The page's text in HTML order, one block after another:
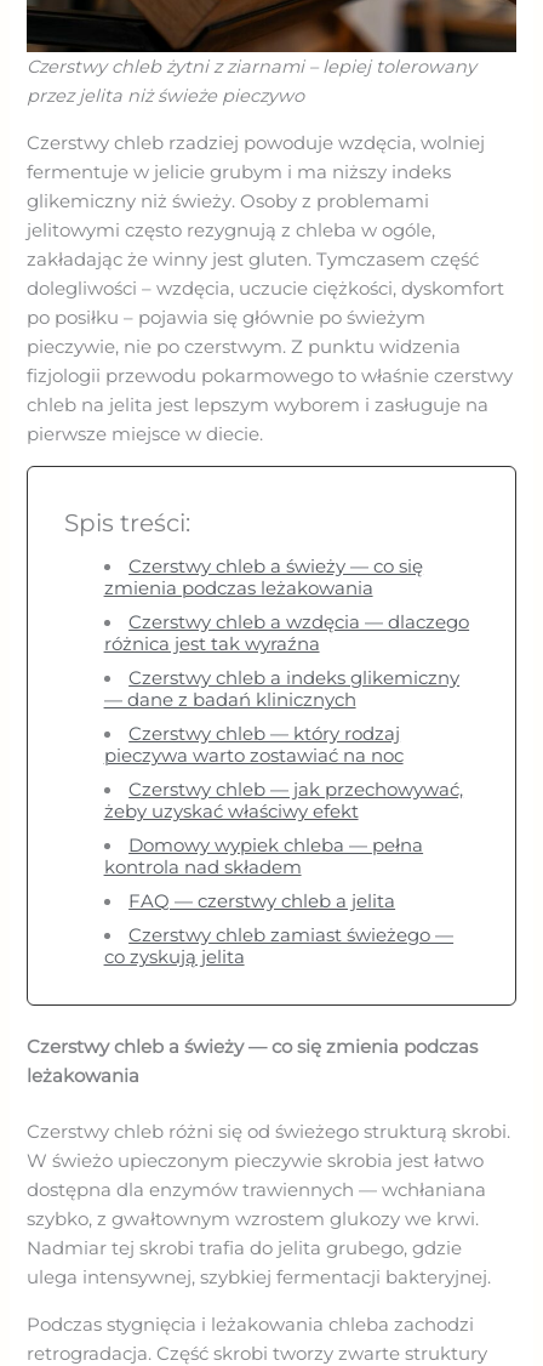
Czerstwy chleb żytni z ziarnami – lepiej tolerowany
przez jelita niż świeże pieczywo
Czerstwy chleb rzadziej powoduje wzdęcia, wolniej
fermentuje w jelicie grubym i ma niższy indeks
glikemiczny niż świeży. Osoby z problemami
jelitowymi często rezygnują z chleba w ogóle,
zakładając że winny jest gluten. Tymczasem część
dolegliwości – wzdęcia, uczucie ciężkości, dyskomfort
po posiłku – pojawia się głównie po świeżym
pieczywie, nie po czerstwym. Z punktu widzenia
fizjologii przewodu pokarmowego to właśnie czerstwy
chleb na jelita jest lepszym wyborem i zasługuje na
pierwsze miejsce w diecie.
Spis treści:
Czerstwy chleb a świeży — co się
zmienia podczas leżakowania
Czerstwy chleb a wzdęcia — dlaczego
różnica jest tak wyraźna
Czerstwy chleb a indeks glikemiczny
— dane z badań klinicznych
Czerstwy chleb — który rodzaj
pieczywa warto zostawiać na noc
Czerstwy chleb — jak przechowywać,
żeby uzyskać właściwy efekt
Domowy wypiek chleba — pełna
kontrola nad składem
FAQ — czerstwy chleb a jelita
Czerstwy chleb zamiast świeżego —
co zyskują jelita
Czerstwy chleb a świeży — co się zmienia podczas
leżakowania
Czerstwy chleb różni się od świeżego strukturą skrobi.
W świeżo upieczonym pieczywie skrobia jest łatwo
dostępna dla enzymów trawiennych — wchłaniana
szybko, z gwałtownym wzrostem glukozy we krwi.
Nadmiar tej skrobi trafia do jelita grubego, gdzie
ulega intensywnej, szybkiej fermentacji bakteryjnej.
Podczas stygnięcia i leżakowania chleba zachodzi
retrogradacja. Część skrobi tworzy zwarte struktury